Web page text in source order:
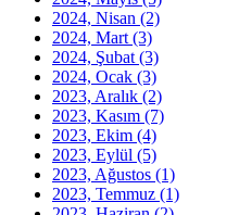
2024, Nisan (2)
2024, Mart (3)
2024, Şubat (3)
2024, Ocak (3)
2023, Aralık (2)
2023, Kasım (7)
2023, Ekim (4)
2023, Eylül (5)
2023, Ağustos (1)
2023, Temmuz (1)